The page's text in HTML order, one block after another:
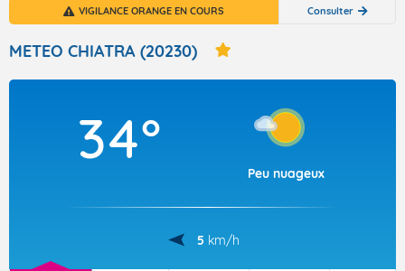
Articles
VIGILANCE ORANGE EN COURS Consulter
METEO CHIATRA (20230)
34°
Peu nuageux
5 km/h